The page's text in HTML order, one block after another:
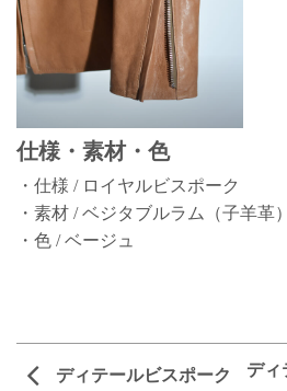
仕様・素材・色
・仕様 / ロイヤルビスポーク
・素材 / ベジタブルラム（子羊革）
・色 / ベージュ
ディテールビスポーク
ディ